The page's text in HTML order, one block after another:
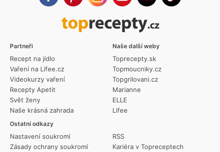
Partneři
Recept na jídlo
Vaření na Lifee.cz
Videokurzy vaření
Recepty Apetit
Svět ženy
Naše krásná zahrada
Ostatní odkazy
Nastavení soukromí
Zásady ochrany soukromí
RSS
Kariéra v Topreceptech
Naše další weby
Toprecepty.sk
Topmoucniky.cz
Topgrilovani.cz
Marianne
ELLE
Lifee